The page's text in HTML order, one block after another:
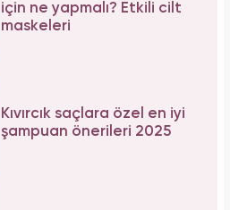
için ne yapmalı? Etkili cilt
maskeleri
Kıvırcık saçlara özel en iyi
şampuan önerileri 2025